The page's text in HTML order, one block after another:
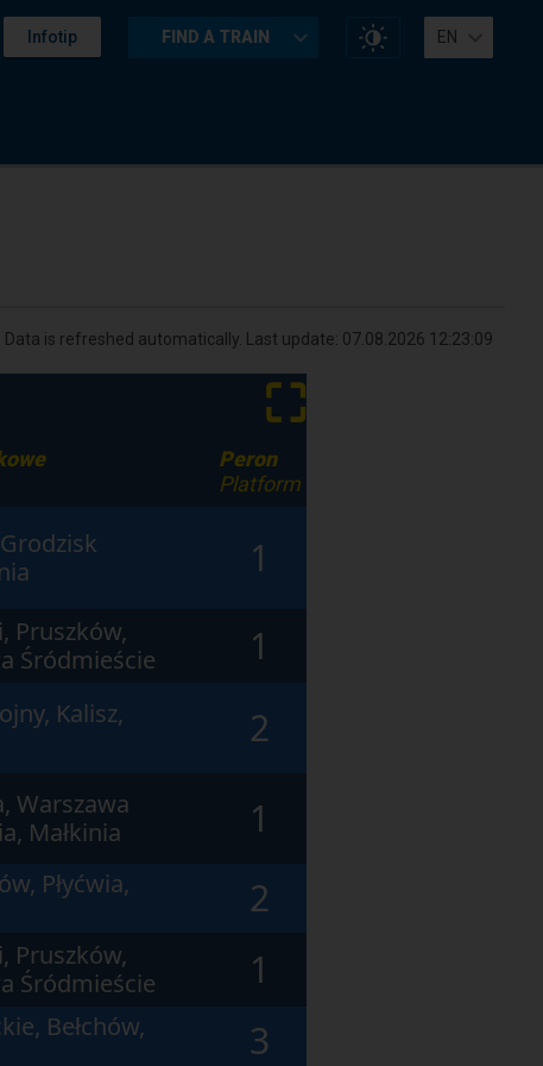
Infotip FIND A TRAIN
Change
website
EN
Data is refreshed automatically. Last update: 07.08.2026 12:23:09
⛶
Peron
Platform
1
Pruszków,
Śródmieście
1
Kalisz,
2
Warszawa
Małkinia
1
Płyćwia,
2
Pruszków,
Śródmieście
1
Bełchów,
3